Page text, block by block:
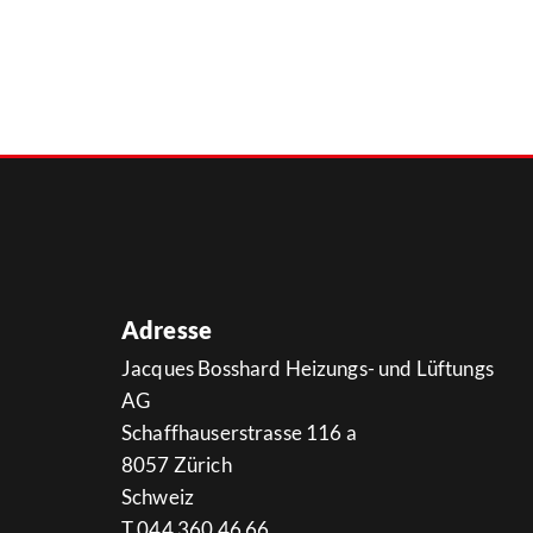
Adresse
Jacques Bosshard Heizungs- und Lüftungs
AG
Schaffhauserstrasse 116 a
8057 Zürich
Schweiz